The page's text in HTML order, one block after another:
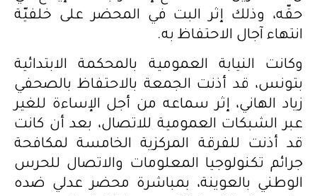
حقّه، وذلك إثر البت في المحضر على خلفيّة
انتهاء آجال الاحتفاظ به.
وكانت النيابة العمومية بالمحكمة الابتدائية
بتونس، قد أذنت الجمعة بالاحتفاظ بالصحفي
زياد الهاني، إثر سماعه من أجل الإساءة للغير
عبر الشبكات العمومية للاتصال، بعد أن كانت
قد أذنت للفرقة المركزية الخامسة لمكافحة
جرائم تكنولوجيا المعلومات والاتصال للحرس
الوطني بالعوينة، بمباشرة محضر عدلي ضده